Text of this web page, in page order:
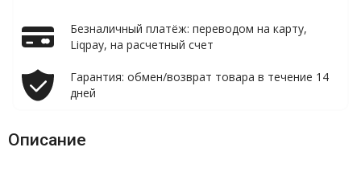
Безналичный платёж: переводом на карту,
Liqpay, на расчетный счет
Гарантия: обмен/возврат товара в течение 14
дней
Описание